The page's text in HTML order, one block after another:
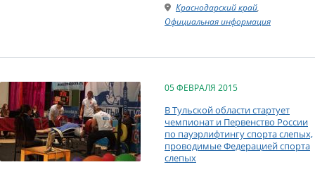
Краснодарский край,
Официальная информация
05 ФЕВРАЛЯ 2015
В Тульской области стартует
чемпионат и Первенство России
по пауэрлифтингу спорта слепых,
проводимые Федерацией спорта
слепых